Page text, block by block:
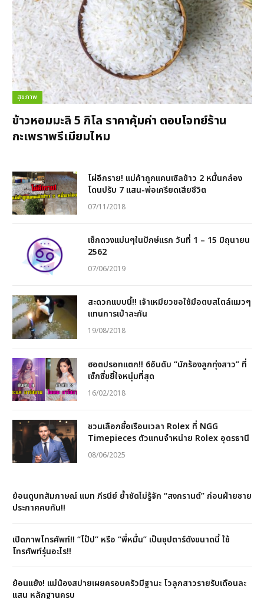
สุขภาพ
ข้าวหอมมะลิ 5 กิโล ราคาคุ้มค่า ตอบโจทย์ร้าน
กะเพราพรีเมียมไหม
โผ่อีกราย! แม่ค้าถูกแคนเซิลข้าว 2 หมื่นกล่อง
โดนปรับ 7 แสน-พ่อเครียดเสียชีวิต
07/11/2018
เช็กดวงแม่นๆในปักษ์แรก วันที่ 1 – 15 มิถุนายน
2562
07/06/2019
สะดวกแบบนี้!! เจ้าเหมียวขอใช้มือตบสไตล์แมวๆ
แทนการเป่าละกัน
19/08/2018
ฮอตปรอทแตก!! 6อันดับ “นักร้องลูกทุ่งสาว” ที่
เซ็กซี่ขยี้ใจหนุ่มที่สุด
16/02/2018
ชวนเลือกซื้อเรือนเวลา Rolex ที่ NGG
Timepieces ตัวแทนจำหน่าย Rolex อุดรธานี
08/06/2025
ย้อนดูบทสัมภาษณ์ แมท ภีรนีย์ ย้ำชัดไม่รู้จัก “สงกรานต์” ก่อนฝ่ายชาย
ประกาศคบกัน!!
เปิดภาพโทรศัพท์!! “โป๊ป” หรือ “พี่หมื่น” เป็นซุปตาร์ดังขนาดนี้ ใช้
โทรศัพท์รุ่นอะไร!!
ย้อนแย้ง! แม่น้องสปายเผยครอบครัวมีฐานะ โวลูกสาวรายรับเดือนละ
แสน หลักฐานครบ